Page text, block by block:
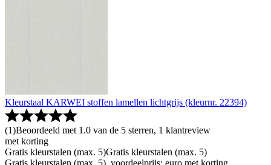
Kleurstaal KARWEI stoffen lamellen lichtgrijs (kleurnr. 22394)
(1)Beoordeeld met 1.0 van de 5 sterren, 1 klantreview
met korting
Gratis kleurstalen (max. 5)Gratis kleurstalen (max. 5)
Gratis kleurstalen (max. 5), voordeelprijs: euro met korting